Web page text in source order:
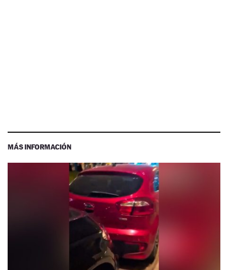
MÁS INFORMACIÓN